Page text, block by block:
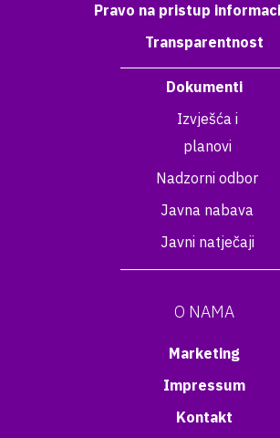
Pravo na pristup
Transparentnost
Dokumenti
Izvješća i
planovi
Nadzorni odbor
Javna nabava
Javni natječaji
O NAMA
Marketing
Impressum
Kontakt